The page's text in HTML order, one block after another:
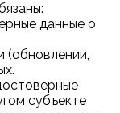
данные о
(обновлении,
субъекте